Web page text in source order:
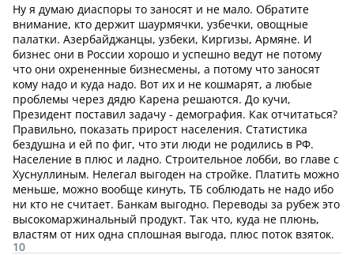
Ну я думаю диаспоры то заносят и не мало. Обратите
внимание, кто держит шаурмячки, узбечки, овощные
палатки. Азербайджанцы, узбеки, Киргизы, Армяне. И
бизнес они в России хорошо и успешно ведут не потому
что они охрененные бизнесмены, а потому что заносят
кому надо и куда надо. Вот их и не кошмарят, а любые
проблемы через дядю Карена решаются. До кучи,
Президент поставил задачу - демография. Как отчитаться?
Правильно, показать прирост населения. Статистика
бездушна и ей по фиг, что эти люди не родились в РФ.
Население в плюс и ладно. Строительное лобби, во главе с
Хуснуллиным. Нелегал выгоден на стройке. Платить можно
меньше, можно вообще кинуть, ТБ соблюдать не надо ибо
ни кто не считает. Банкам выгодно. Переводы за рубеж это
высокомаржинальный продукт. Так что, куда не плюнь,
властям от них одна сплошная выгода, плюс поток взяток.
10